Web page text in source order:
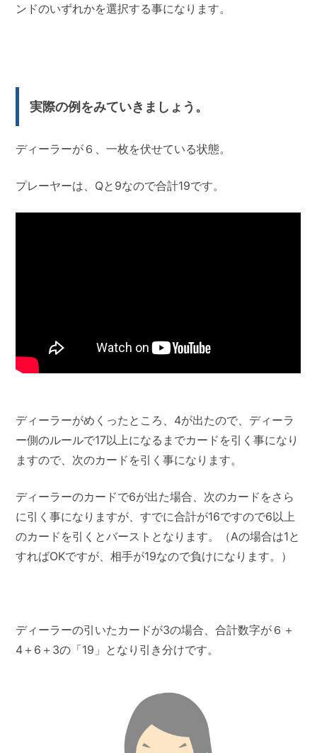
ンドのいずれかを選択する事になります。
実際の例をみていきましょう。
ディーラーが６、一枚を伏せている状態。
プレーヤーは、Qと9なので合計19です。
ディーラーがめくったところ、4が出たので、ディーラ
ー側のルールで17以上になるまでカードを引く事になり
ますので、次のカードを引く事になります。
ディーラーのカードで6が出た場合、次のカードをさら
に引く事になりますが、すでに合計が16ですので6以上
のカードを引くとバーストとなります。（Aの場合は1と
すればOKですが、相手が19なので負けになります。）
ディーラーの引いたカードが3の場合、合計数字が６＋
4＋6＋3の「19」となり引き分けです。